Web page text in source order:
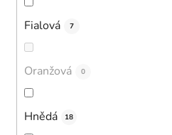
Fialová 7
Oranžová 0
Hnědá 18